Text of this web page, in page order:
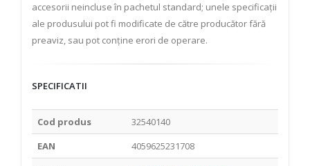
accesorii neincluse în pachetul standard; unele specificații
ale produsului pot fi modificate de către producător fără
preaviz, sau pot conține erori de operare.
SPECIFICATII
Cod produs
32540140
EAN
4059625231708